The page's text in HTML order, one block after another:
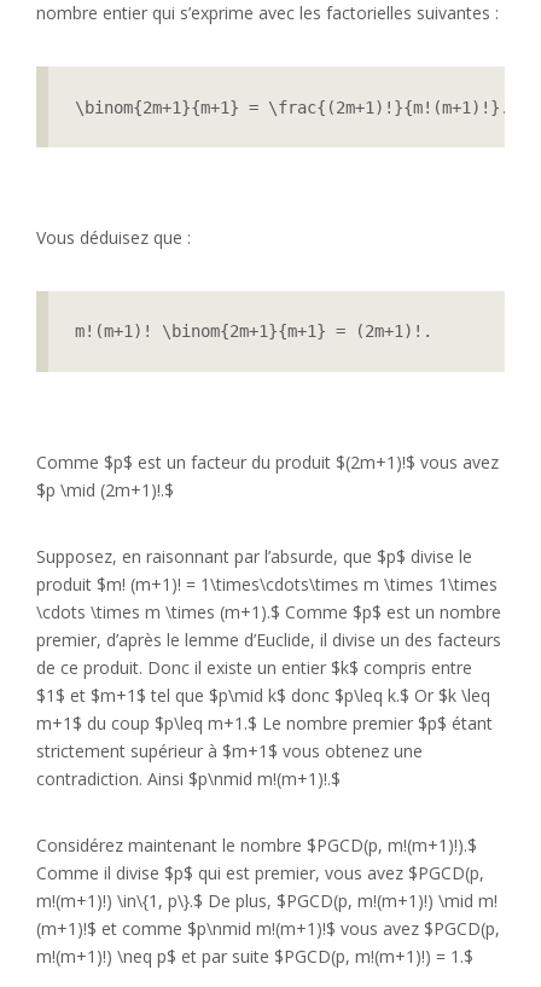
nombre entier qui s’exprime avec les factorielles suivantes :
\binom{2m+1}{m+1} = \frac{(2m+1)!}{m!(m+1)!}.
Vous déduisez que :
m!(m+1)! \binom{2m+1}{m+1} = (2m+1)!.
Comme $p$ est un facteur du produit $(2m+1)!$ vous avez
$p \mid (2m+1)!.$
Supposez, en raisonnant par l’absurde, que $p$ divise le
produit $m! (m+1)! = 1\times\cdots\times m \times 1\times
\cdots \times m \times (m+1).$ Comme $p$ est un nombre
premier, d’après le lemme d’Euclide, il divise un des facteurs
de ce produit. Donc il existe un entier $k$ compris entre
$1$ et $m+1$ tel que $p\mid k$ donc $p\leq k.$ Or $k \leq
m+1$ du coup $p\leq m+1.$ Le nombre premier $p$ étant
strictement supérieur à $m+1$ vous obtenez une
contradiction. Ainsi $p\nmid m!(m+1)!.$
Considérez maintenant le nombre $PGCD(p, m!(m+1)!).$
Comme il divise $p$ qui est premier, vous avez $PGCD(p,
m!(m+1)!) \in\{1, p\}.$ De plus, $PGCD(p, m!(m+1)!) \mid m!
(m+1)!$ et comme $p\nmid m!(m+1)!$ vous avez $PGCD(p,
m!(m+1)!) \neq p$ et par suite $PGCD(p, m!(m+1)!) = 1.$